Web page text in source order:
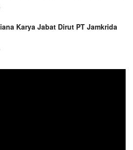
Karya Jabat Dirut PT Jamkrida